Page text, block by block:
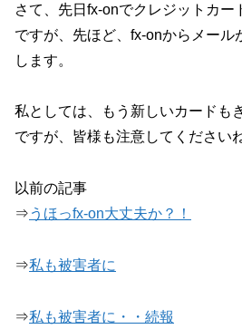
さて、先日fx-onでクレジットカー
ですが、先ほど、fx-onからメール
します。
私としては、もう新しいカードも
ですが、皆様も注意してくださいね
以前の記事
⇒ うほっfx-on大丈夫か？！
⇒私も被害者に
⇒私も被害者に・・続報